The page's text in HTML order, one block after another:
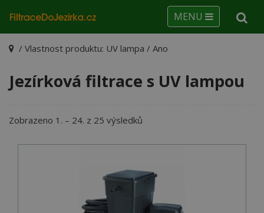
MENU
/ Vlastnost produktu: UV lampa / Ano
Jezírková filtrace s UV lampou
Zobrazeno 1. – 24. z 25 výsledků
ceny:
nejnižší